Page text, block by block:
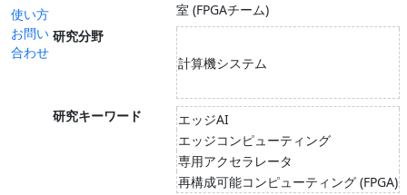
使い方
お問い
合わせ
室 (FPGAチーム)
研究分野
計算機システム
研究キーワード
エッジAI
エッジコンピューティング
専用アクセラレータ
再構成可能コンピューティング (FPGA)